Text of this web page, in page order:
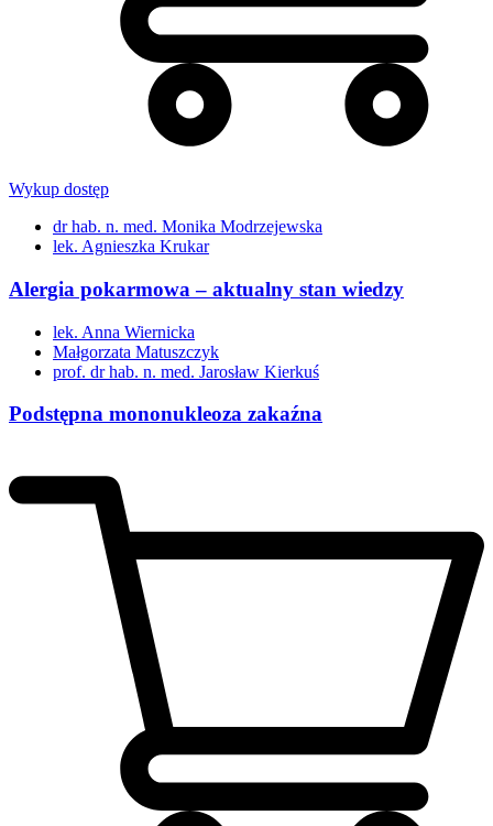
Wykup dostęp
dr hab. n. med. Monika Modrzejewska
lek. Agnieszka Krukar
Alergia pokarmowa – aktualny stan wiedzy
lek. Anna Wiernicka
Małgorzata Matuszczyk
prof. dr hab. n. med. Jarosław Kierkuś
Podstępna mononukleoza zakaźna